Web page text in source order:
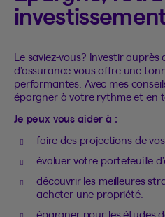
Le saviez-vous? Investir
d’assurance vous offre une
performantes. Avec mes
épargner à votre rythme et en
Je peux vous aider à :
faire des projections de
évaluer votre portefeuille
découvrir les meilleures
acheter une propriété.
épargner pour les études